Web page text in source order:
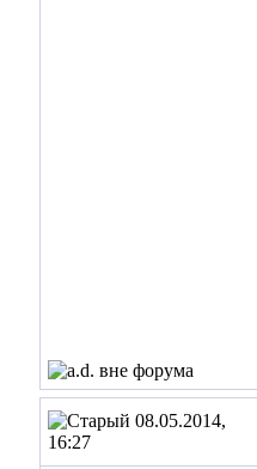
08.05.2014,
16:27